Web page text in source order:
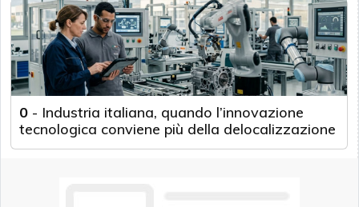
0 - Industria italiana, quando l’innovazione
tecnologica conviene più della delocalizzazione